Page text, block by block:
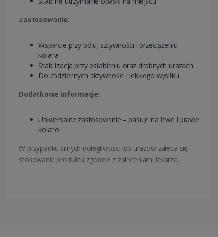
Zastosowanie:
Wsparcie przy bólu, sztywności i przeciążeniu
kolana
Stabilizacja przy osłabieniu oraz drobnych urazach
Do codziennych aktywności i lekkiego wysiłku
Dodatkowe informacje:
Uniwersalne zastosowanie – pasuje na lewe i prawe
kolano
W przypadku silnych dolegliwości lub urazów zaleca się
stosowanie produktu zgodnie z zaleceniami lekarza.